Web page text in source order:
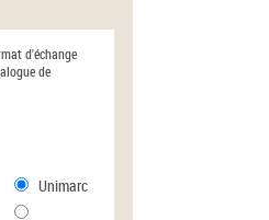
d'échange
de
Unimarc